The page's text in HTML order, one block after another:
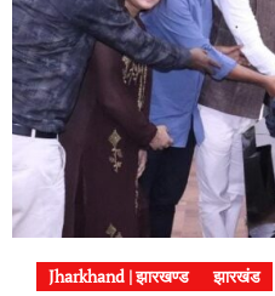
Jharkhand | झारखण्ड झारखंड